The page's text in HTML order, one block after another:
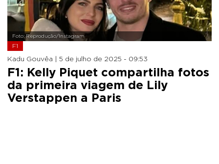
Foto: Reprodução/Instagram
F1
Kadu Gouvêa | 5 de julho de 2025 - 09:53
F1: Kelly Piquet compartilha fotos
da primeira viagem de Lily
Verstappen a Paris